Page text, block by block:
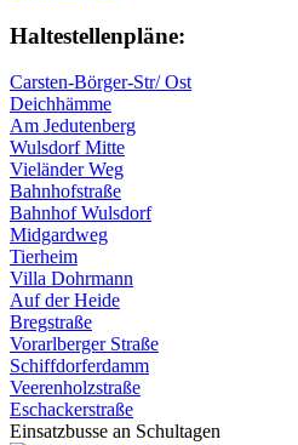
Haltestellen­pläne:
Carsten-Börger-Str/ Ost
Deichhämme
Am Jedutenberg
Wulsdorf Mitte
Vieländer Weg
Bahnhofstraße
Bahnhof Wulsdorf
Midgardweg
Tierheim
Villa Dohrmann
Auf der Heide
Bregstraße
Vorarlberger Straße
Schiffdorferdamm
Veerenholzstraße
Eschackerstraße
Einsatzbusse an Schultagen